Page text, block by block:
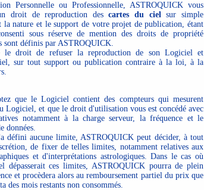
Personnelle ou Professionnelle, ASTROQUICK vous
un droit de reproduction descartes du cielsur simple
la nature et le support de votre projet de publication, étant
sous réserve de mention des droits de propriété
sont définis par ASTROQUICK.
le droit de refuser la reproduction de son Logiciel et
sur tout support ou publication contraire à la loi, à la
que le Logiciel contient des compteurs qui mesurent
et que le droit d'utilisation vous est concédé avec
notamment à la charge serveur, la fréquence et le
données.
défini aucune limite, ASTROQUICK peut décider, à tout
de fixer de telles limites, notamment relatives aux
et d'interprétations astrologiques. Dans le cas où
dépasserait ces limites, ASTROQUICK pourra de plein
et procèdera alors au remboursement partiel du prix que
des mois restants non consommés.